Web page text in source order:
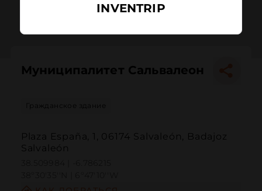
Муниципалитет Сальвалеон
Гражданское здание
Plaza España, 1, 06174 Salvaleón, Badajoz
Salvaleón
INVENTRIP